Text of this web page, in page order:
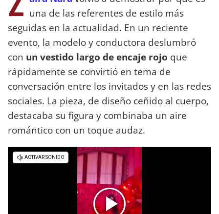
una de las referentes de estilo más
seguidas en la actualidad. En un reciente
evento, la modelo y conductora deslumbró
con un vestido largo de encaje rojo que
rápidamente se convirtió en tema de
conversación entre los invitados y en las redes
sociales. La pieza, de diseño ceñido al cuerpo,
destacaba su figura y combinaba un aire
romántico con un toque audaz.